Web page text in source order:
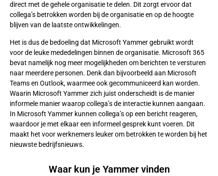
direct met de gehele organisatie te delen. Dit zorgt ervoor dat
collega’s betrokken worden bij de organisatie en op de hoogte
blijven van de laatste ontwikkelingen.
Het is dus de bedoeling dat Microsoft Yammer gebruikt wordt
voor de leuke mededelingen binnen de organisatie. Microsoft 365
bevat namelijk nog meer mogelijkheden om berichten te versturen
naar meerdere personen. Denk dan bijvoorbeeld aan Microsoft
Teams en Outlook, waarmee ook gecommuniceerd kan worden.
Waarin Microsoft Yammer zich juist onderscheidt is de manier
informele manier waarop collega’s de interactie kunnen aangaan.
In Microsoft Yammer kunnen collega’s op een bericht reageren,
waardoor je met elkaar een informeel gesprek kunt voeren. Dit
maakt het voor werknemers leuker om betrokken te worden bij het
nieuwste bedrijfsnieuws.
Waar kun je Yammer vinden